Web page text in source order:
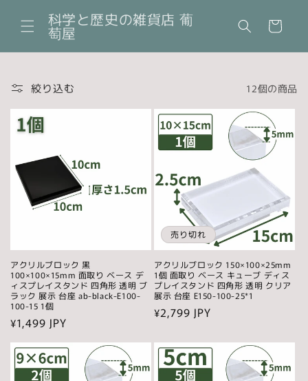
ンツに
進む
科学と歴史の雑貨店 葡
萄屋
ー
絞り込む 12個の商品
アクリルブロック 黒
100×100×15mm 面取り ベース デ
ィスプレイスタンド 四角形 透明 ブ
ラック 展示 台座 ab-black-E100-
100-15 1個
通
常
価
格
¥1,499 JPY
売り切れ
アクリルブロック 150×100×25mm
1個 面取り ベース キューブ ディス
プレイスタンド 四角形 透明 クリア
展示 台座 E150-100-25*1
通
価
格
¥2,799 JPY